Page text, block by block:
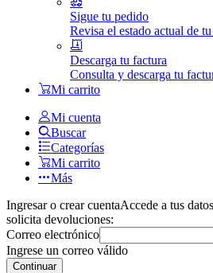
Sigue tu pedido
Revisa el estado actual de
Descarga tu factura
Consulta y descarga tu
Mi carrito
Mi cuenta
Buscar
Categorías
Mi carrito
Más
Ingresar o crear cuentaAccede a tus
solicita devoluciones:
Correo electrónico
Ingrese un correo válido
Continuar